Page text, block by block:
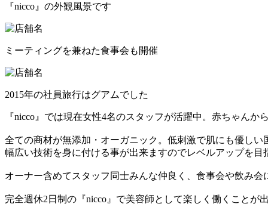
『nicco』の外観風景です
ミーティングを兼ねた食事会も開催
2015年の社員旅行はグアムでした
『nicco』では現在女性4名のスタッフが活躍中。赤ちゃん
全ての商材が無添加・オーガニック。低刺激で肌にも優し
幅広い技術を身に付ける事が出来ますのでレベルアップを目
オーナー含めてスタッフ同士みんな仲良く、食事会や飲み
完全週休2日制の『nicco』で美容師として楽しく働くことが